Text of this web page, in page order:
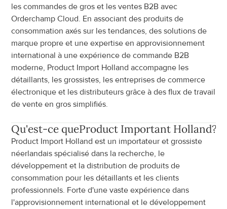
les commandes de gros et les ventes B2B avec
Orderchamp Cloud. En associant des produits de
consommation axés sur les tendances, des solutions de
marque propre et une expertise en approvisionnement
international à une expérience de commande B2B
moderne, Product Import Holland accompagne les
détaillants, les grossistes, les entreprises de commerce
électronique et les distributeurs grâce à des flux de travail
de vente en gros simplifiés.
Qu'est-ce queProduct Important Holland?
Product Import Holland est un importateur et grossiste
néerlandais spécialisé dans la recherche, le
développement et la distribution de produits de
consommation pour les détaillants et les clients
professionnels. Forte d'une vaste expérience dans
l'approvisionnement international et le développement